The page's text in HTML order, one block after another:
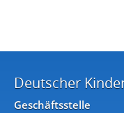
Deutscher
Geschäftsstelle